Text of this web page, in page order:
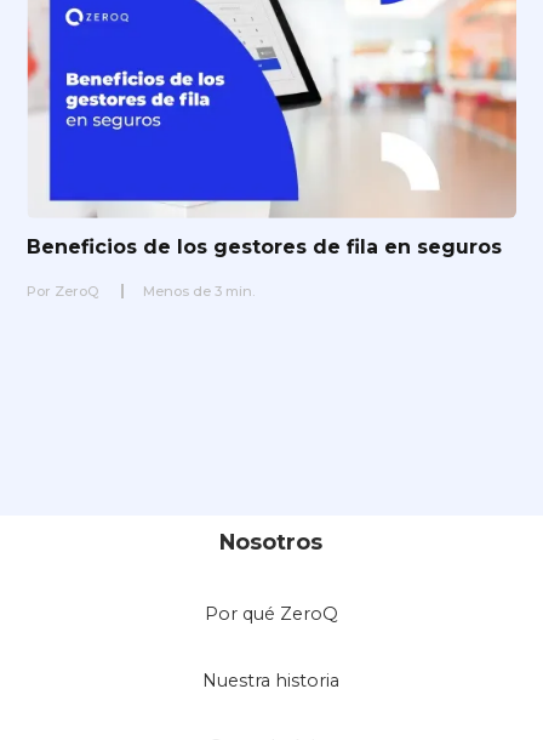
Beneficios de los gestores de fila en seguros
Por ZeroQ Menos de 3 min.
Nosotros
Por qué ZeroQ
Nuestra historia